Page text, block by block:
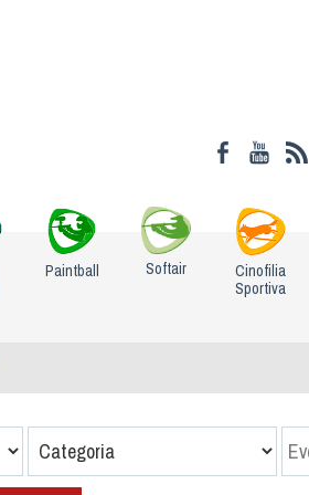
Paintball Softair
Cinofilia
Sportiva